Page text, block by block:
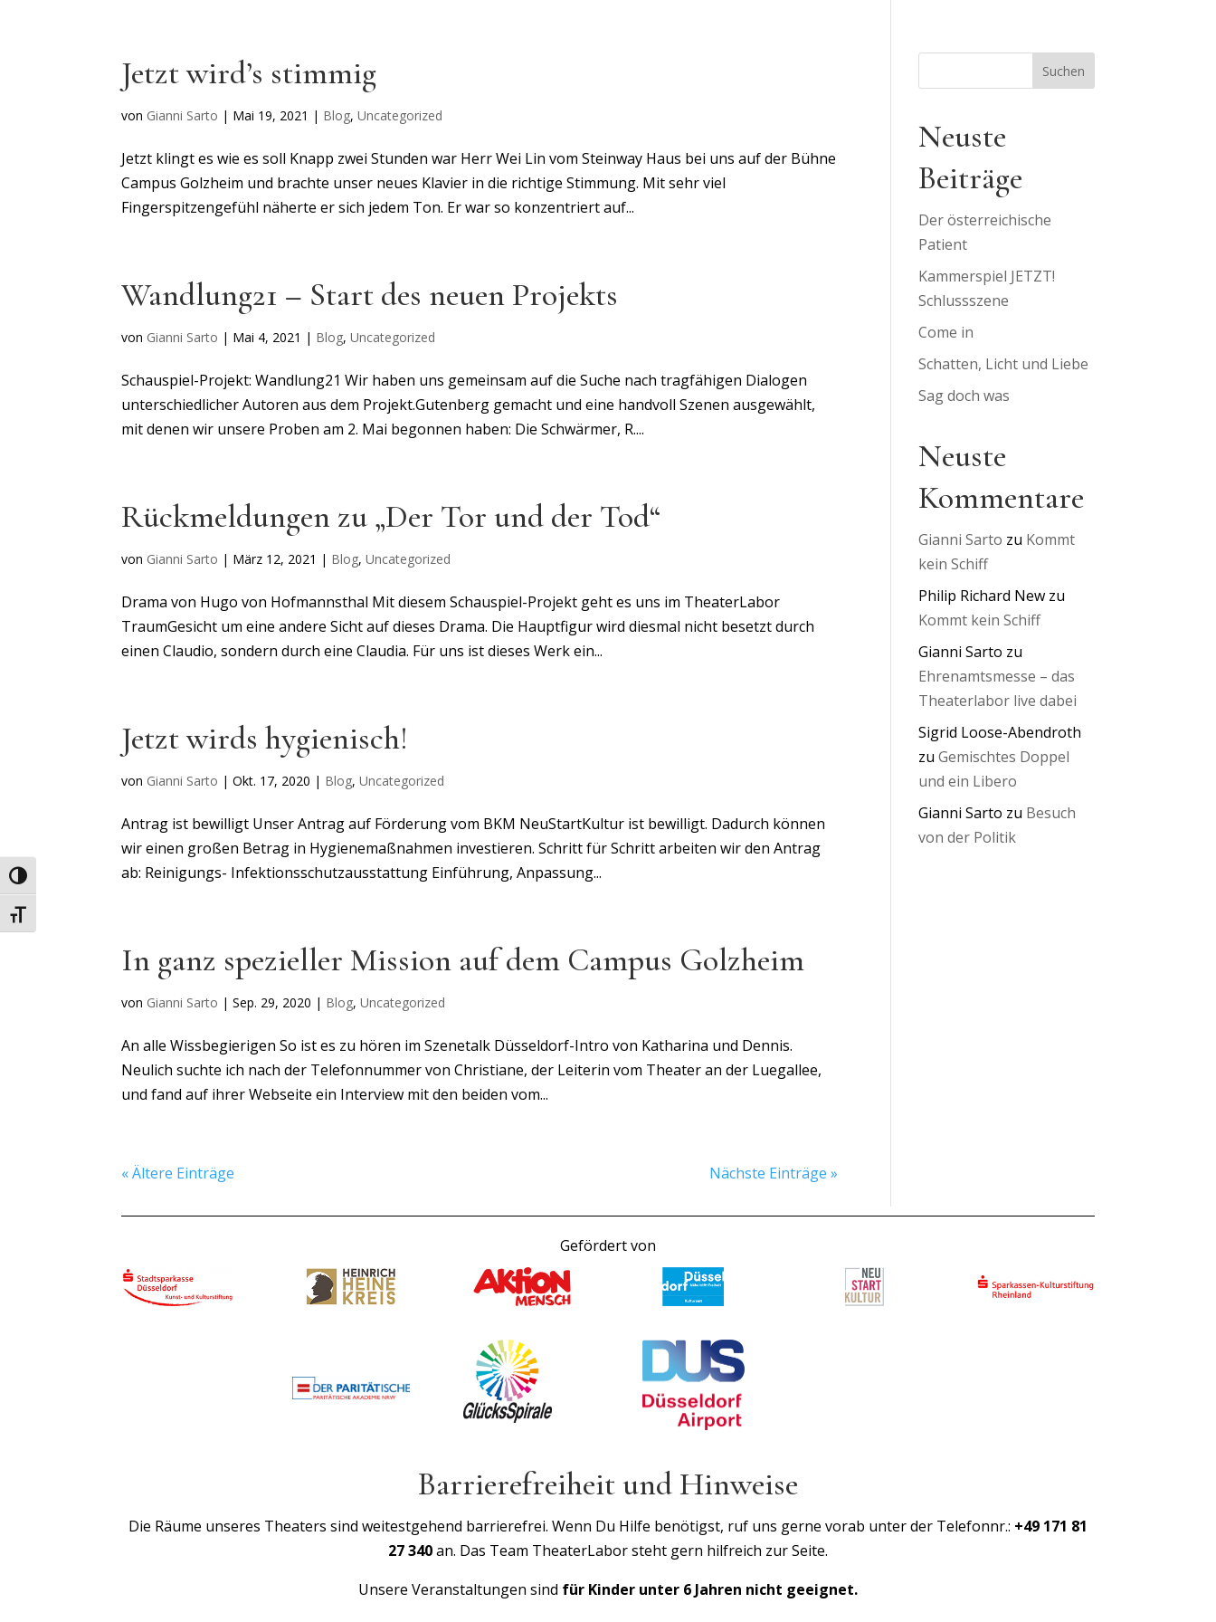
Umschalten auf hohe Kontraste
Schrift vergrößern
Jetzt wird’s stimmig
von Gianni Sarto | Mai 19, 2021 | Blog,Uncategorized
Jetzt klingt es wie es soll Knapp zwei Stunden war Herr Wei Lin vom Steinway Haus bei uns auf der Bühne
Campus Golzheim und brachte unser neues Klavier in die richtige Stimmung. Mit sehr viel
Fingerspitzengefühl näherte er sich jedem Ton. Er war so konzentriert auf...
Wandlung21 – Start des neuen Projekts
von Gianni Sarto | Mai 4, 2021 | Blog,Uncategorized
Schauspiel-Projekt: Wandlung21 Wir haben uns gemeinsam auf die Suche nach tragfähigen Dialogen
unterschiedlicher Autoren aus dem Projekt.Gutenberg gemacht und eine handvoll Szenen ausgewählt,
mit denen wir unsere Proben am 2. Mai begonnen haben: Die Schwärmer, R....
Rückmeldungen zu „Der Tor und der Tod“
von Gianni Sarto | März 12, 2021 | Blog,Uncategorized
Drama von Hugo von Hofmannsthal Mit diesem Schauspiel-Projekt geht es uns im TheaterLabor
TraumGesicht um eine andere Sicht auf dieses Drama. Die Hauptfigur wird diesmal nicht besetzt durch
einen Claudio, sondern durch eine Claudia. Für uns ist dieses Werk ein...
Jetzt wirds hygienisch!
von Gianni Sarto |Okt. 17, 2020 | Blog,Uncategorized
Antrag ist bewilligt Unser Antrag auf Förderung vom BKM NeuStartKultur ist bewilligt. Dadurch können
wir einen großen Betrag in Hygienemaßnahmen investieren. Schritt für Schritt arbeiten wir den Antrag
ab: Reinigungs- Infektionsschutzausstattung Einführung, Anpassung...
In ganz spezieller Mission auf dem Campus Golzheim
von Gianni Sarto |Sep. 29, 2020 | Blog,Uncategorized
An alle Wissbegierigen So ist es zu hören im Szenetalk Düsseldorf-Intro von Katharina und Dennis.
Neulich suchte ich nach der Telefonnummer von Christiane, der Leiterin vom Theater an der Luegallee,
und fand auf ihrer Webseite ein Interview mit den beiden vom...
« Ältere Einträge Nächste Einträge »
Suchen
Neuste
Beiträge
Der österreichische
Patient
Kammerspiel JETZT!
Schlussszene
Come in
Schatten, Licht und Liebe
Sag doch was
Neuste
Kommentare
Gianni Sarto zu Kommt
kein Schiff
Philip Richard New zu
Kommt kein Schiff
Gianni Sarto zu
Ehrenamtsmesse – das
Theaterlabor live dabei
Sigrid Loose-Abendroth
zuGemischtes Doppel
und ein Libero
Gianni Sarto zu Besuch
von der Politik
Gefördert von
Barrierefreiheit und Hinweise
Die Räume unseres Theaters sind weitestgehend barrierefrei. Wenn Du Hilfe benötigst, ruf uns gerne vorab unter der Telefonnr.: +49 171 81
27 340an. Das Team TheaterLabor steht gern hilfreich zur Seite.
Unsere Veranstaltungen sind für Kinder unter 6 Jahren nicht geeignet.